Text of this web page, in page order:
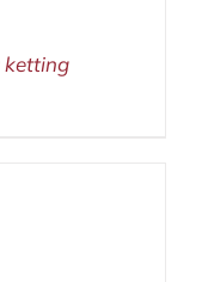
ketting